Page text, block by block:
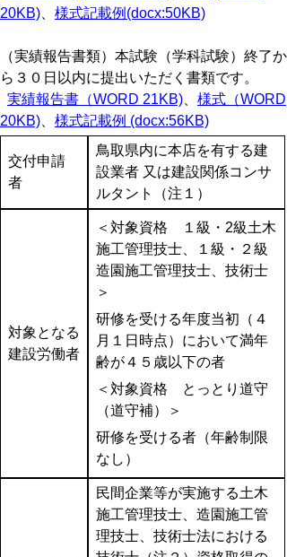
20KB)
様式記載例(docx:50KB)
（実績報告書類）本試験（学科試験）終了か
ら３０日以内に提出いただく書類です。
実績報告書（WORD 21KB)
様式（WORD
20KB)
様式記載例 (docx:56KB)
交付申請
者
鳥取県内に本店を有する建
設業者 又は建設関係コンサ
ルタント（注１）
対象となる
建設労働者
＜対象資格 １級・2級土木
施工管理技士、１級・２級
造園施工管理技士、技術士
＞
研修を受ける年度当初（４
月１日時点）において満年
齢が４５歳以下の者
＜対象資格 とっとり道守
（道守補）＞
研修を受ける者（年齢制限
なし）
民間企業等が実施する土木
施工管理技士、造園施工管
理技士、技術士法における